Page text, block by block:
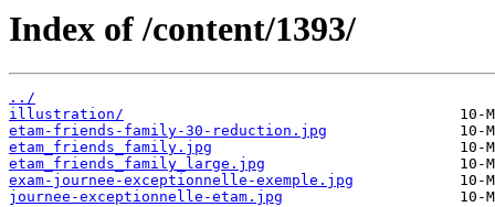
Index of /content/1393/
../
illustration/
etam-friends-family-30-reduction.jpg
etam_friends_family.jpg
etam_friends_family_large.jpg
exam-journee-exceptionnelle-exemple.jpg
journee-exceptionnelle-etam.jpg